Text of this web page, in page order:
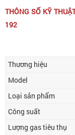
THÔNG SỐ KỸ
192
Thương hiệu
Model
Loại sản phẩm
Công suất
Lượng gas tiêu thụ